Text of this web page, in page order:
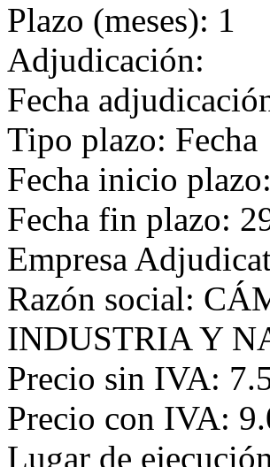
Plazo (meses): 1
Adjudicación:
Fecha
Tipo plazo: Fecha
Fecha inicio
Fecha fin plazo:
Empresa
Razón social:
INDUSTRIA Y
Precio sin IVA:
Precio con IVA:
Lugar de